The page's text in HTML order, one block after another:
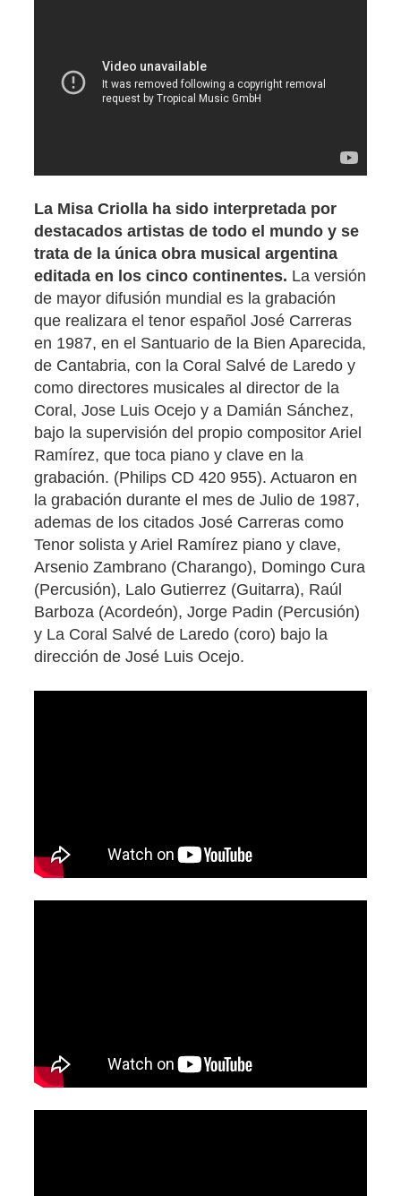
La Misa Criolla ha sido interpretada por
destacados artistas de todo el mundo y se
trata de la única obra musical argentina
editada en los cinco continentes. La versión
de mayor difusión mundial es la grabación
que realizara el tenor español José Carreras
en 1987, en el Santuario de la Bien Aparecida,
de Cantabria, con la Coral Salvé de Laredo y
como directores musicales al director de la
Coral, Jose Luis Ocejo y a Damián Sánchez,
bajo la supervisión del propio compositor Ariel
Ramírez, que toca piano y clave en la
grabación. (Philips CD 420 955). Actuaron en
la grabación durante el mes de Julio de 1987,
ademas de los citados José Carreras como
Tenor solista y Ariel Ramírez piano y clave,
Arsenio Zambrano (Charango), Domingo Cura
(Percusión), Lalo Gutierrez (Guitarra), Raúl
Barboza (Acordeón), Jorge Padin (Percusión)
y La Coral Salvé de Laredo (coro) bajo la
dirección de José Luis Ocejo.